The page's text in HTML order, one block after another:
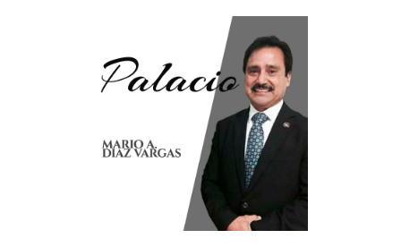
Martes en Tu Colonia Renovado acerca servicios y atención directa a
familias de Matamoros